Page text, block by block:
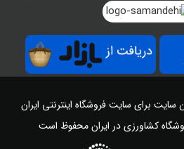
سایت برای سایتفروشگاه اینترنتی ایران
کشاورزی در ایرانمحفوظ است